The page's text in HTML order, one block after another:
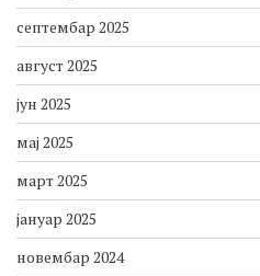
септембар 2025
август 2025
јун 2025
мај 2025
март 2025
јануар 2025
новембар 2024